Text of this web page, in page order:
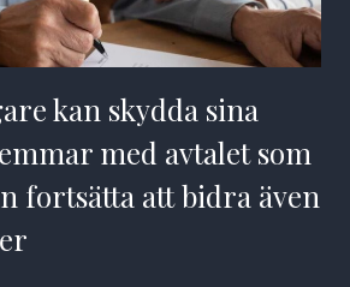
kan skydda sina
med avtalet som
fortsätta att bidra även